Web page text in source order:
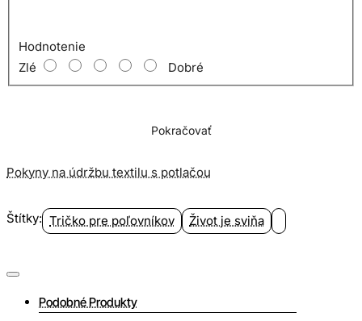
Hodnotenie
Zlé
Dobré
Pokračovať
Pokyny na údržbu textilu s potlačou
Štítky: Tričko pre poľovníkov Život je sviňa
Podobné Produkty